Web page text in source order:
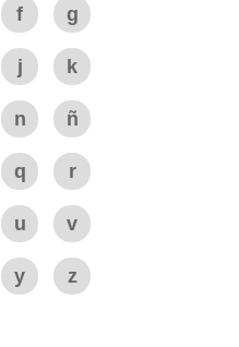
f g
j k
n ñ
q r
u v
y z